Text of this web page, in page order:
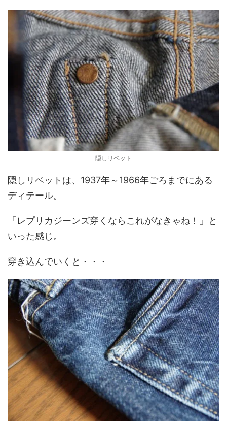
隠しリベット
隠しリベットは、1937年～1966年ごろまでにある
ディテール。
「レプリカジーンズ穿くならこれがなきゃね！」と
いった感じ。
穿き込んでいくと・・・